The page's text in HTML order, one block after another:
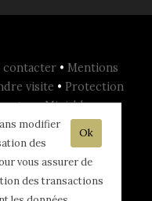
contacter • Mentions
visite • Protection
•Mini-blog•
•
aux mineurs de -18ans -
Ok
modifier
des
vous assurer de
des transactions